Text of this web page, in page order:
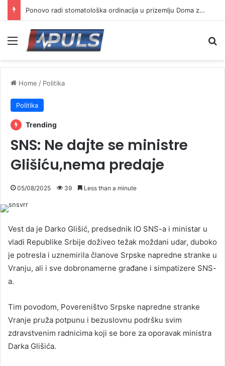
Ponovo radi stomatološka ordinacija u prizemlju Doma zdravlja u Vranju ( VIDEO)
Menu
Home / Politika
Politika
Trending
SNS: Ne dajte se ministre
Glišiću,nema predaje
05/08/2025 39 Less than a minute
Vest da je Darko Glišić, predsednik IO SNS-a i ministar u
vladi Republike Srbije doživeo težak moždani udar, duboko
je potresla i uznemirila članove Srpske napredne stranke u
Vranju, ali i sve dobronamerne građane i simpatizere SNS-
a.
Tim povodom, Povereništvo Srpske napredne stranke
Vranje pruža potpunu i bezuslovnu podršku svim
zdravstvenim radnicima koji se bore za oporavak ministra
Darka Glišića.